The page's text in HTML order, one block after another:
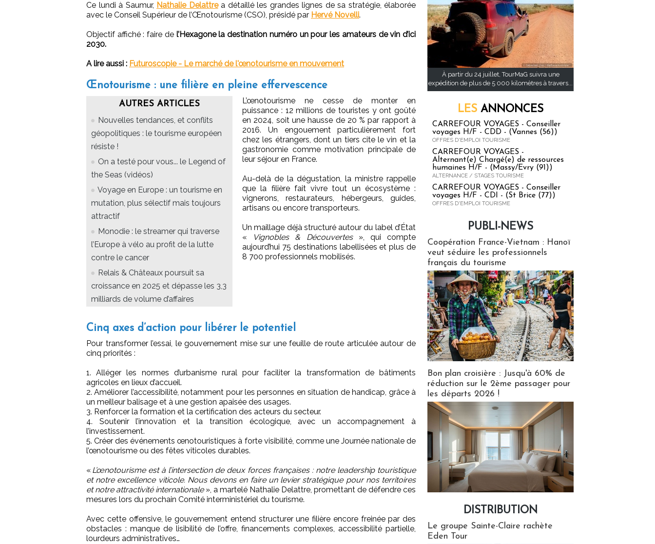
Ce lundi à Saumur, Nathalie Delattrea détaillé les grandes lignes de sa stratégie, élaborée
avec le Conseil Supérieur de l’Œnotourisme (CSO), présidé par Hervé Novelli.
Objectif affiché : faire de l’Hexagone la destination numéro un pour les amateurs de vin d’ici
2030.
A lire aussi : Futuroscopie - Le marché de l'œnotourisme en mouvement
Œnotourisme : une filière en pleine effervescence
AUTRES ARTICLES
Nouvelles tendances, et conflits
géopolitiques : le tourisme européen
résiste !
On a testé pour vous... le Legend of
the Seas (vidéos)
Voyage en Europe : un tourisme en
mutation, plus sélectif mais toujours
attractif
Monodie : le streamer qui traverse
l’Europe à vélo au profit de la lutte
contre le cancer
Relais & Châteaux poursuit sa
croissance en 2025 et dépasse les 3,3
milliards de volume d’affaires
L’œnotourisme ne cesse de monter en
puissance : 12 millions de touristes y ont goûté
en 2024, soit une hausse de 20 % par rapport à
2016. Un engouement particulièrement fort
chez les étrangers, dont un tiers cite le vin et la
gastronomie comme motivation principale de
leur séjour en France.
Au-delà de la dégustation, la ministre rappelle
que la filière fait vivre tout un écosystème :
vignerons, restaurateurs, hébergeurs, guides,
artisans ou encore transporteurs.
Un maillage déjà structuré autour du label d’État
«
Vignobles & Découvertes», qui compte
aujourd’hui 75 destinations labellisées et plus de
8 700 professionnels mobilisés.
Cinq axes d’action pour libérer le potentiel
Pour transformer l’essai, le gouvernement mise sur une feuille de route articulée autour de
cinq priorités :
1. Alléger les normes d’urbanisme rural pour faciliter la transformation de bâtiments
agricoles en lieux d’accueil.
2. Améliorer l’accessibilité, notamment pour les personnes en situation de handicap, grâce à
un meilleur balisage et à une gestion apaisée des usages.
3. Renforcer la formation et la certification des acteurs du secteur.
4. Soutenir l’innovation et la transition écologique, avec un accompagnement à
l’investissement.
5. Créer des événements œnotouristiques à forte visibilité, comme une Journée nationale de
l’œnotourisme ou des fêtes viticoles durables.
« L’œnotourisme est à l’intersection de deux forces françaises : notre leadership touristique
et notre excellence viticole. Nous devons en faire un levier stratégique pour nos territoires
et notre attractivité internationale», a martelé Nathalie Delattre, promettant de défendre ces
mesures lors du prochain Comité interministériel du tourisme.
Avec cette offensive, le gouvernement entend structurer une filière encore freinée par des
obstacles : manque de lisibilité de l’offre, financements complexes, accessibilité partielle,
lourdeurs administratives…
À partir du 24 juillet, TourMaG suivra une
expédition de plus de 5 000 kilomètres à travers...
LES ANNONCES
CARREFOUR VOYAGES - Conseiller
voyages H/F - CDD - (Vannes (56))
OFFRES D'EMPLOI TOURISME
CARREFOUR VOYAGES -
Alternant(e) Chargé(e) de ressources
humaines H/F - (Massy/Evry (91))
ALTERNANCE / STAGES TOURISME
CARREFOUR VOYAGES - Conseiller
voyages H/F - CDI - (St Brice (77))
OFFRES D'EMPLOI TOURISME
PUBLI-NEWS
Coopération France-Vietnam : Hanoï
veut séduire les professionnels
français du tourisme
Bon plan croisière : Jusqu'à 60% de
réduction sur le 2ème passager pour
les départs 2026 !
DISTRIBUTION
Le groupe Sainte-Claire rachète
Eden Tour